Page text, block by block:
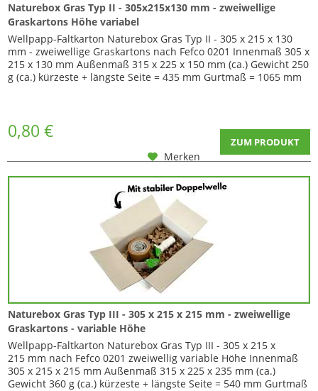
Naturebox Gras Typ II - 305x215x130 mm - zweiwellige
Graskartons Höhe variabel
Wellpapp-Faltkarton Naturebox Gras Typ II - 305 x 215 x 130
mm - zweiwellige Graskartons nach Fefco 0201 Innenmaß 305 x
215 x 130 mm Außenmaß 315 x 225 x 150 mm (ca.) Gewicht 250
g (ca.) kürzeste + längste Seite = 435 mm Gurtmaß = 1065 mm
0,80 € ZUM PRODUKT
Merken
Naturebox Gras Typ III - 305 x 215 x 215 mm - zweiwellige
Graskartons - variable Höhe
Wellpapp-Faltkarton Naturebox Gras Typ III - 305 x 215 x
215 mm nach Fefco 0201 zweiwellig variable Höhe Innenmaß
305 x 215 x 215 mm Außenmaß 315 x 225 x 235 mm (ca.)
Gewicht 360 g (ca.) kürzeste + längste Seite = 540 mm Gurtmaß